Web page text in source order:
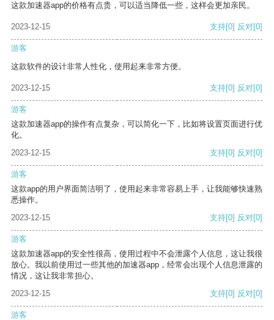
这款加速器app的价格有点贵，可以适当降低一些，这样会更加亲民。
2023-12-15 支持[0] 反对[0]
游客
这款软件的设计非常人性化，使用起来非常方便。
2023-12-15 支持[0] 反对[0]
游客
这款加速器app的操作有点复杂，可以简化一下，比如将设置页面进行优
化。
2023-12-15
支持[0] 反对[0]
游客
这款app的用户界面简洁明了，使用起来非常容易上手，让我能够快速熟
悉操作。
2023-12-15
支持[0] 反对[0]
游客
这款加速器app的安全性很高，使用过程中不会泄露个人信息，这让我很
放心。我以前使用过一些其他的加速器app，经常会出现个人信息泄露的
情况，这让我非常担心。
2023-12-15
支持[0] 反对[0]
游客